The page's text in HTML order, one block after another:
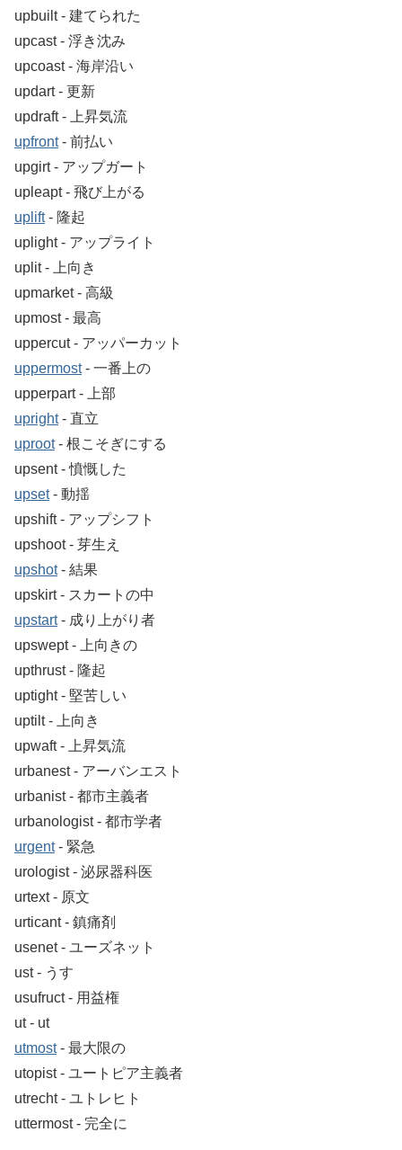
upbuilt ‐ 建てられた
upcast ‐ 浮き沈み
upcoast ‐ 海岸沿い
updart ‐ 更新
updraft ‐ 上昇気流
upfront‐ 前払い
upgirt ‐ アップガート
upleapt ‐ 飛び上がる
uplift‐ 隆起
uplight ‐ アップライト
uplit ‐ 上向き
upmarket ‐ 高級
upmost ‐ 最高
uppercut ‐ アッパーカット
uppermost‐ 一番上の
upperpart ‐ 上部
upright‐ 直立
uproot‐ 根こそぎにする
upsent ‐ 憤慨した
upset‐ 動揺
upshift ‐ アップシフト
upshoot ‐ 芽生え
upshot‐ 結果
upskirt ‐ スカートの中
upstart‐ 成り上がり者
upswept ‐ 上向きの
upthrust ‐ 隆起
uptight ‐ 堅苦しい
uptilt ‐ 上向き
upwaft ‐ 上昇気流
urbanest ‐ アーバンエスト
urbanist ‐ 都市主義者
urbanologist ‐ 都市学者
urgent‐ 緊急
urologist ‐ 泌尿器科医
urtext ‐ 原文
urticant ‐ 鎮痛剤
usenet ‐ ユーズネット
ust ‐ うす
usufruct ‐ 用益権
ut ‐ ut
utmost‐ 最大限の
utopist ‐ ユートピア主義者
utrecht ‐ ユトレヒト
uttermost ‐ 完全に